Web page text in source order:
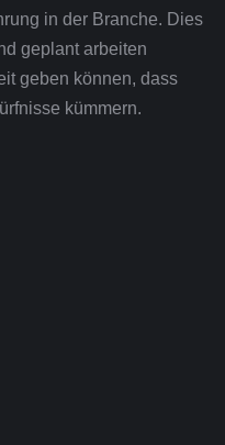
in der Branche. Dies
geplant arbeiten
geben können, dass
kümmern.